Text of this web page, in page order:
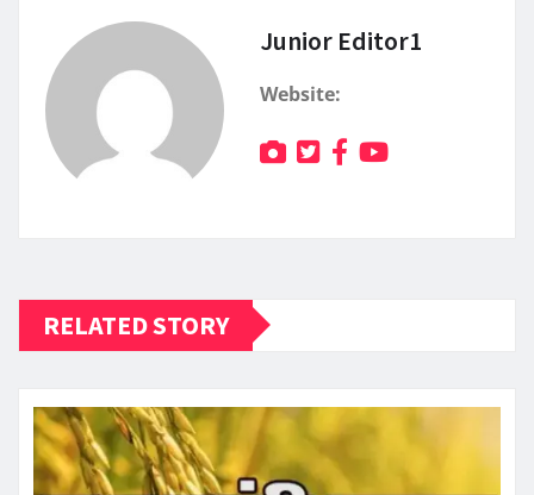
Junior Editor1
Website:
RELATED STORY